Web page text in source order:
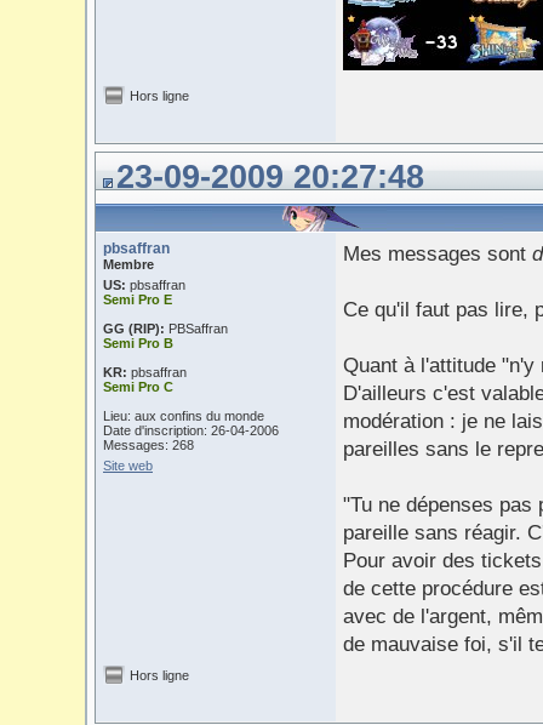
Hors ligne
23-09-2009 20:27:48
pbsaffran
Membre
US: pbsaffran
Semi Pro E
GG (RIP): PBSaffran
Semi Pro B
KR: pbsaffran
Semi Pro C
Lieu: aux confins du monde
Date d'inscription: 26-04-2006
Messages: 268
Site web
Mes messages sont
Ce qu'il faut pas lire,
Quant à l'attitude
D'ailleurs c'est
modération : je ne
pareilles sans le
"Tu ne dépenses
pareille sans réagir.
Pour avoir des
de cette procédure
avec de l'argent,
de mauvaise foi, s'il
Hors ligne